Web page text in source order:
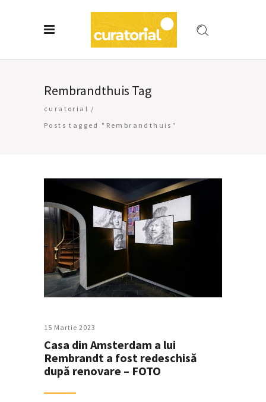
Rembrandthuis Tag
curatorial /
Posts tagged "Rembrandthuis"
15 Martie 2023
Casa din Amsterdam a lui
Rembrandt a fost redeschisă
după renovare – FOTO